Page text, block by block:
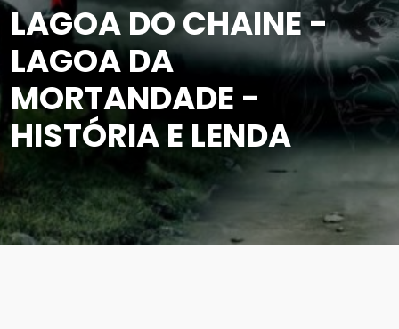
LAGOA DO CHAINE -
LAGOA DA
MORTANDADE -
HISTÓRIA E LENDA